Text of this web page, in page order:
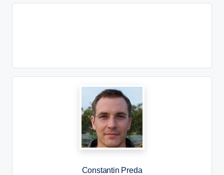
Constantin Preda